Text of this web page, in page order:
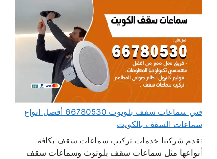
فني سماعات سقف بلوتوث 66780530 أفضل انواع
سماعات السقف بالكويت
تقدم شركتنا خدمات تركيب سماعات سقف بكافة
أنواعها مثل سماعات سقف بلوتوث وسماعات سقف